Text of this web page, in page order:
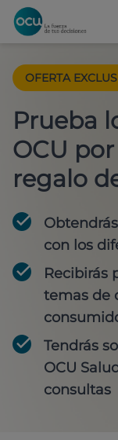
OFERTA
Prueba
OCU
regalo
con los
Recibirás
temas de
Tendrás
OCU
consultas